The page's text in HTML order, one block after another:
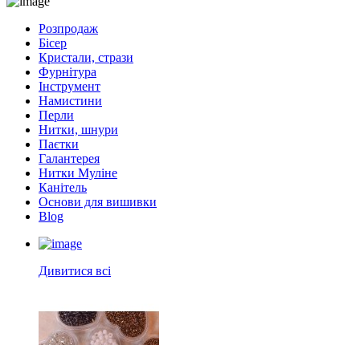
Розпродаж
Бісер
Кристали, стрази
Фурнітура
Інструмент
Намистини
Перли
Нитки, шнури
Паєтки
Галантерея
Нитки Муліне
Канітель
Основи для вишивки
Blog
Дивитися всі